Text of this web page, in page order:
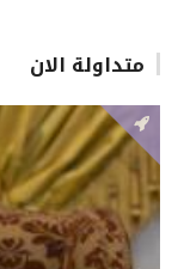
متداولة الان